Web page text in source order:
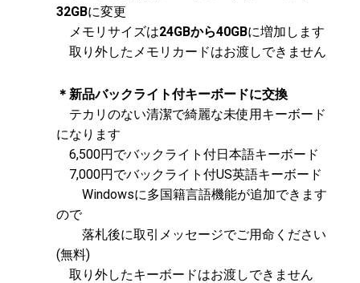
32GBに変更
メモリサイズは24GBから40GBに増加します
取り外したメモリカードはお渡しできません
＊新品バックライト付キーボードに交換
テカリのない清潔で綺麗な未使用キーボード
になります
6,500円でバックライト付日本語キーボード
7,000円でバックライト付US英語キーボード
Windowsに多国籍言語機能が追加できます
ので
落札後に取引メッセージでご用命ください
(無料)
取り外したキーボードはお渡しできません